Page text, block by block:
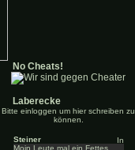
No Cheats!
Laberecke
Bitte einloggen um hier schreiben zu
können.
Steiner
Moin Leute mal ein Fettes